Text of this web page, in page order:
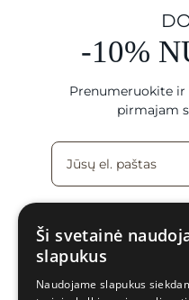
-10%
Prenumeruokite ir
pirmajam
Sutinku gauti
pasiūlymus el.
Daugiau informacijos apie
Ši svetainė
slapukus
Naudojame slapukus